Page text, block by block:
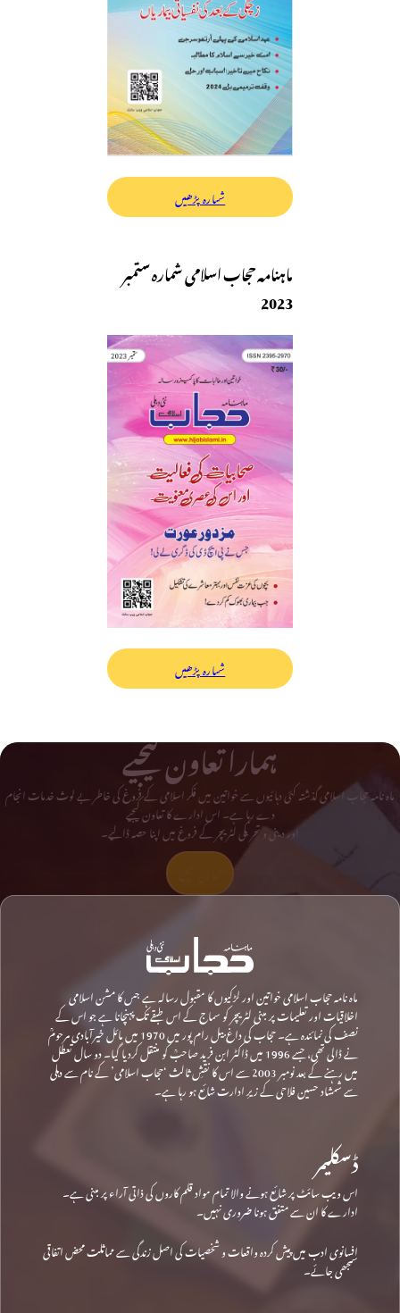
شمارہ پڑھیں
ماہنامہ حجاب اسلامی شمارہ ستمبر
2023
شمارہ پڑھیں
ہمارا تعاون کیجیے
ماہ نامہ حجاب اسلامی گذشتہ کئی دہائیوں سے خواتین میں فکر اسلامی کے فروغ کی خاطر بے لوث خدمات انجام
دے رہا ہے۔ اس ادارے کا تعاون کیجیے
اور دینی و تحریکی لٹریچر کے فروغ میں اپنا حصہ ڈالیے۔
ماہ نامہ حجاب اسلامی خواتین اور لڑکیوں کا مقبول رسالہ ہے جس کا مشن اسلامی
اخلاقیات اور تعلیمات پر مبنی لٹریچر کو سماج کے اس طبقے تک پہنچانا ہے جو اس کے
نصف کی نمائندہ ہے۔ حجاب کی داغ بیل رام پور میں 1970 میں مائل خیرآبادی مرحومؒ
نے ڈالی تھی، جسے 1996 میں ڈاکٹر ابن فرید صاحبؒ کو منتقل کردیا گیا۔ دو سال تعطل
میں رہنے کے بعد نومبر 2003 سے اس کا نقشِ ثالث ‘حجاب اسلامی’ کے نام سے دہلی
سے شمشاد حسین فلاحی کے زیرِ ادارت شائع ہو رہا ہے۔
ڈسکلیمر
اس ویب سائٹ پر شائع ہونے والا تمام مواد قلم کاروں کی ذاتی آراء پر مبنی ہے۔
ادارے کا ان سے متفق ہونا ضروری نہیں۔
افسانوی ادب میں پیش کردہ واقعات و شخصیات کی اصل زندگی سے مماثلت محض اتفاقی
سمجھی جائے۔